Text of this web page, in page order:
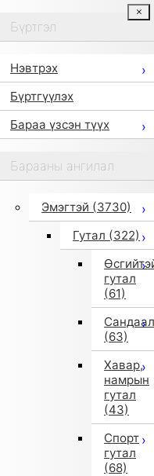
Бүртгэл
Нэвтрэх
Бүртгүүлэх
Бараа үзсэн түүх
Барааны ангилал
Эмэгтэй (3730)
Гутал (322)
гутал
(61)
Сандаал
(63)
Хавар,
намрын
гутал
(43)
Спорт
гутал
(68)